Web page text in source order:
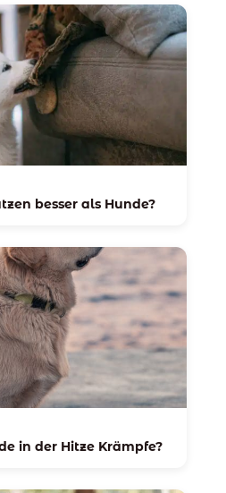
besser als Hunde?
in der Hitze Krämpfe?